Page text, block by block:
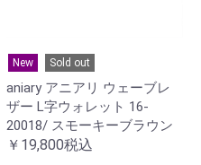
New Sold out
aniary アニアリ ウェーブレ
ザー L字ウォレット 16-
20018/ スモーキーブラウン
￥19,800税込